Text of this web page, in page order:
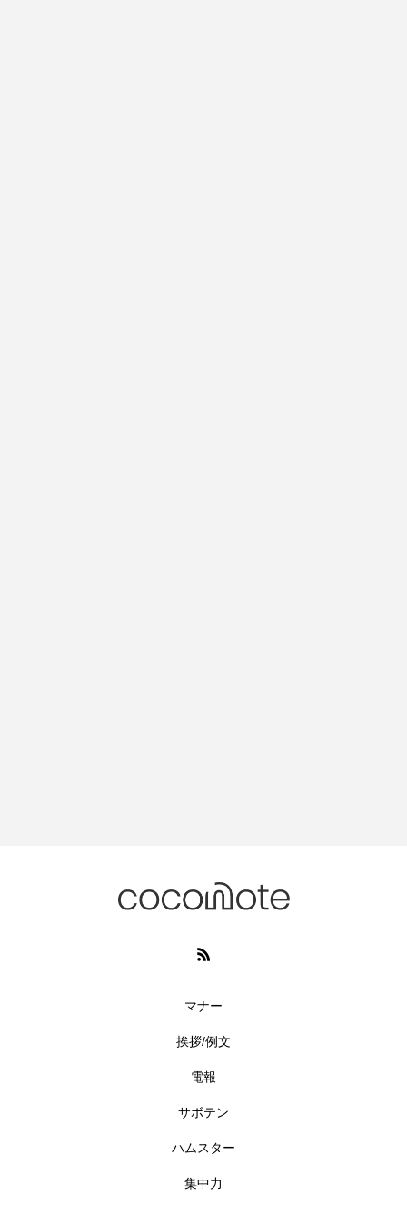
マナー
挨拶/例文
電報
サボテン
ハムスター
集中力